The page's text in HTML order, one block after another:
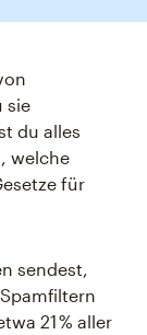
sie
du alles
welche
für
sendest,
21 % aller